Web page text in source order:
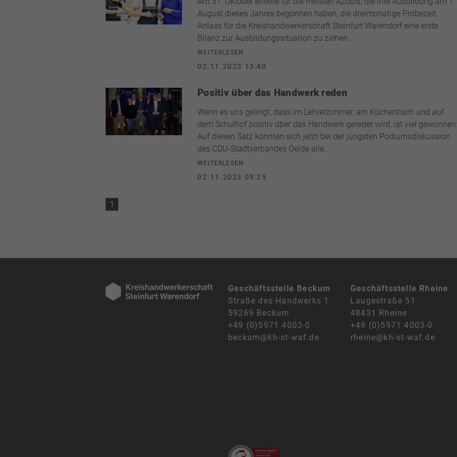
August dieses Jahres begonnen haben, die dreimonatige Probezeit.
Anlass für die Kreishandwerkerschaft Steinfurt Warendorf eine erste
Bilanz zur Ausbildungssituation zu ziehen.
WEITERLESEN
02.11.2023 13:40
Positiv über das Handwerk reden
Wenn es uns gelingt, dass im Lehrerzimmer, am Küchentisch und auf
dem Schulhof positiv über das Handwerk geredet wird, ist viel gewonnen:
Auf diesen Satz konnten sich jetzt bei der jüngsten Podiumsdiskussion
des CDU-Stadtverbandes Oelde alle…
WEITERLESEN
02.11.2023 09:25
1
Geschäftsstelle Beckum
Straße des Handwerks 1
59269 Beckum
+49 (0)5971 4003-0
beckum@kh-st-waf.de
Geschäftsstelle Rheine
Laugestraße 51
48431 Rheine
+49 (0)5971 4003-0
rheine@kh-st-waf.de